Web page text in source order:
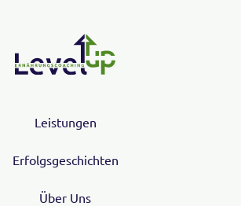
Leistungen
Erfolgsgeschichten
Über Uns